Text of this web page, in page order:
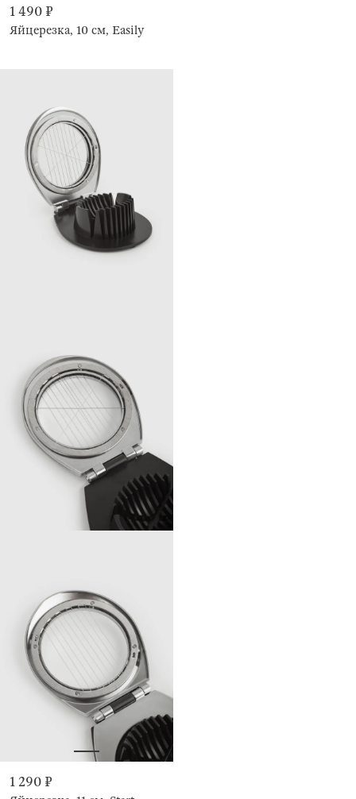
1 490 ₽
Яйцерезка, 10 см, Easily
1 290 ₽